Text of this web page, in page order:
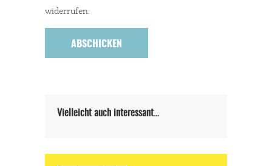
Dir gefällt unsere Arbeit?
kannst Du uns mit einer kleinen Spende unterstützen.
widerrufen.
Vielleicht auch interessant…